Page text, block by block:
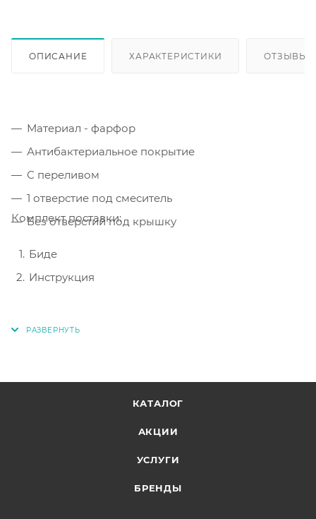
ОПИСАНИЕ ХАРАКТЕРИСТИКИ ОТЗЫВЫ
Материал - фарфор
Антибактериальное покрытие
С переливом
1 отверстие под смеситель
Без отверстий под крышку
Комплект поставки:
Биде
Инструкция
КАТАЛОГ
АКЦИИ
УСЛУГИ
БРЕНДЫ